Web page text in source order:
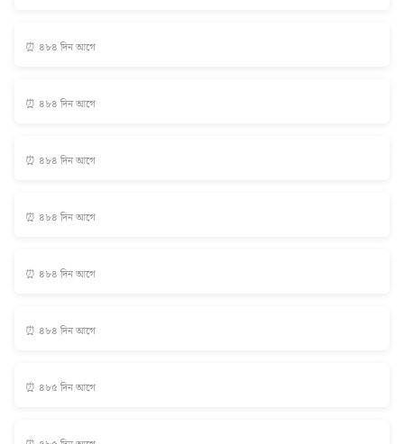
⏰ ৪৮৪ দিন আগে
⏰ ৪৮৪ দিন আগে
⏰ ৪৮৪ দিন আগে
⏰ ৪৮৪ দিন আগে
⏰ ৪৮৪ দিন আগে
⏰ ৪৮৪ দিন আগে
⏰ ৪৮৫ দিন আগে